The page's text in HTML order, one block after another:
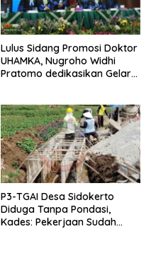
Lulus Sidang Promosi Doktor
UHAMKA, Nugroho Widhi
Pratomo dedikasikan Gelar
P3-TGAI Desa Sidokerto
Diduga Tanpa Pondasi,
Kades: Pekerjaan Sudah